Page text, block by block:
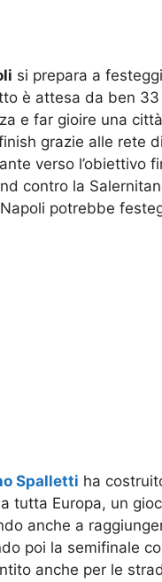
si prepara a
è attesa da ben 33
e far gioire una
grazie alle rete
verso l’obiettivo
contro la
potrebbe
Spalletti ha
tutta Europa, un
anche a
poi la semifinale
anche per le